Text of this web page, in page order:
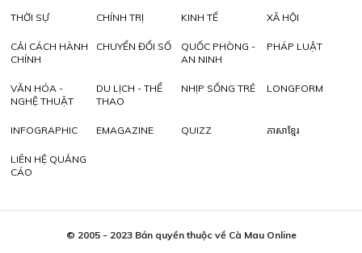
THỜI SỰ CHÍNH TRỊ KINH TẾ XÃ HỘI
CẢI CÁCH HÀNH
CHÍNH
CHUYỂN ĐỔI SỐ
QUỐC PHÒNG -
AN NINH
PHÁP LUẬT
VĂN HÓA -
NGHỆ THUẬT
DU LỊCH - THỂ
THAO
NHỊP SỐNG TRẺ LONGFORM
INFOGRAPHIC EMAGAZINE QUIZZ ភាសាខ្មែរ
LIÊN HỆ QUẢNG
CÁO
© 2005 - 2023 Bản quyền thuộc về Cà Mau Online